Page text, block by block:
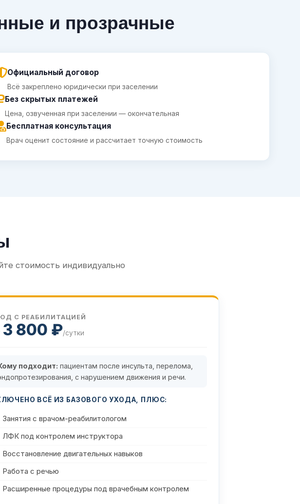
и прозрачные
Официальный договор
Всё закреплено юридически при заселении
Без скрытых платежей
Цена, озвученная при заселении — окончательная
Бесплатная консультация
Врач оценит состояние и рассчитает точную стоимость
стоимость индивидуально
С РЕАБИЛИТАЦИЕЙ
3 800 ₽/сутки
подходит: пациентам после инсульта, перелома,
с нарушением движения и речи.
ВСЁ ИЗ БАЗОВОГО УХОДА, ПЛЮС:
Занятия с врачом-реабилитологом
ЛФК под контролем инструктора
Восстановление двигательных навыков
Работа с речью
Расширенные процедуры под врачебным контролем